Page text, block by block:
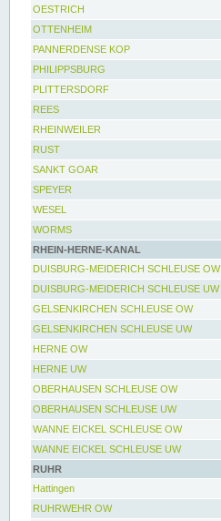
OESTRICH
OTTENHEIM
PANNERDENSE KOP
PHILIPPSBURG
PLITTERSDORF
REES
RHEINWEILER
RUST
SANKT GOAR
SPEYER
WESEL
WORMS
RHEIN-HERNE-KANAL
DUISBURG-MEIDERICH SCHLEUSE OW
DUISBURG-MEIDERICH SCHLEUSE UW
GELSENKIRCHEN SCHLEUSE OW
GELSENKIRCHEN SCHLEUSE UW
HERNE OW
HERNE UW
OBERHAUSEN SCHLEUSE OW
OBERHAUSEN SCHLEUSE UW
WANNE EICKEL SCHLEUSE OW
WANNE EICKEL SCHLEUSE UW
RUHR
Hattingen
RUHRWEHR OW